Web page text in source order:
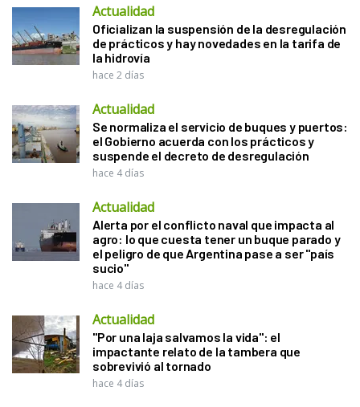
Actualidad
Oficializan la suspensión de la desregulación
de prácticos y hay novedades en la tarifa de
la hidrovía
hace 2 días
Actualidad
Se normaliza el servicio de buques y puertos:
el Gobierno acuerda con los prácticos y
suspende el decreto de desregulación
hace 4 días
Actualidad
Alerta por el conflicto naval que impacta al
agro: lo que cuesta tener un buque parado y
el peligro de que Argentina pase a ser "país
sucio"
hace 4 días
Actualidad
"Por una laja salvamos la vida": el
impactante relato de la tambera que
sobrevivió al tornado
hace 4 días